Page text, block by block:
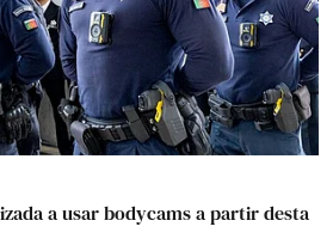
a usar bodycams a partir desta